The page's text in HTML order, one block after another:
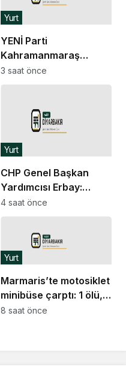
YENİ Parti
Kahramanmaraş
Kurucu İl Başkanı Ateş:
PTT çalışanları için
Yurt
3 saat önce
CHP Genel Başkan
Yardımcısı Erbay:
“Hiçbir parti yönetimi
belediye başkanının
ayrılmasını ister mi?
İstemez”
Yurt
4 saat önce
Marmaris’te motosiklet
minibüse çarptı: 1 ölü, 1
ağır yaralı
Yurt
8 saat önce